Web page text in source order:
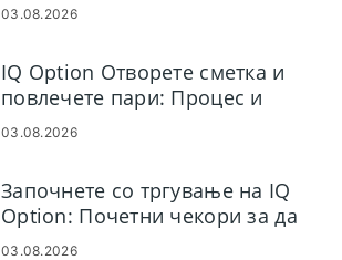
03.08.2026
IQ Option Отворете сметка и
повлечете пари: Процес и
барања
03.08.2026
Започнете со тргување на IQ
Option: Почетни чекори за да
ги поставите првите занаети
03.08.2026